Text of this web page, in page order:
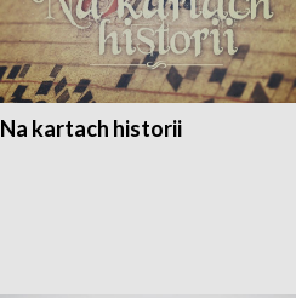
Na kartach historii